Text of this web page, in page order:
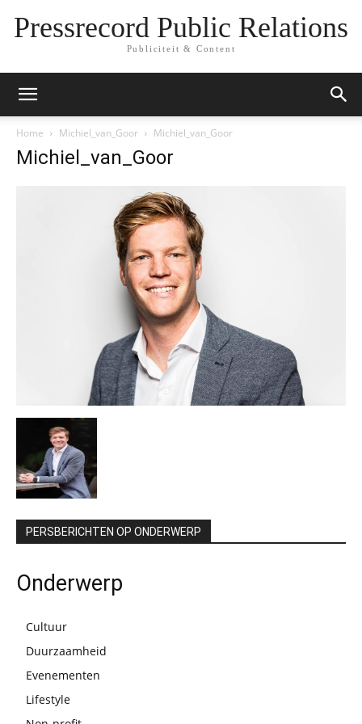
Pressrecord Public Relations
Publiciteit & Content
Home Michiel_van_Goor Michiel_van_Goor
Michiel_van_Goor
PERSBERICHTEN OP ONDERWERP
Onderwerp
Cultuur
Duurzaamheid
Evenementen
Lifestyle